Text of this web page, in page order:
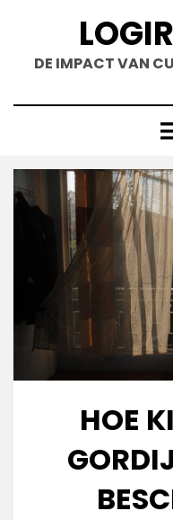
inhoudDE IMPACT VAN
HOE